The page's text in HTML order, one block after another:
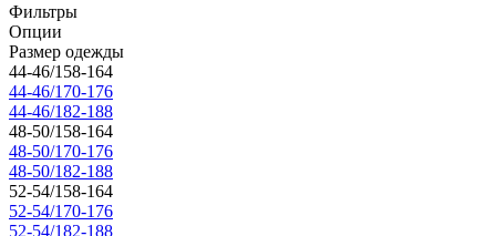
Фильтры
Опции
Размер одежды
44-46/158-164
44-46/170-176
44-46/182-188
48-50/158-164
48-50/170-176
48-50/182-188
52-54/158-164
52-54/170-176
52-54/182-188